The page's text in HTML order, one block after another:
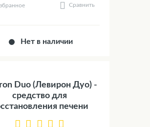
Сравнить
Нет в наличии
Duo (Левирон Дуо) -
средство для
печени